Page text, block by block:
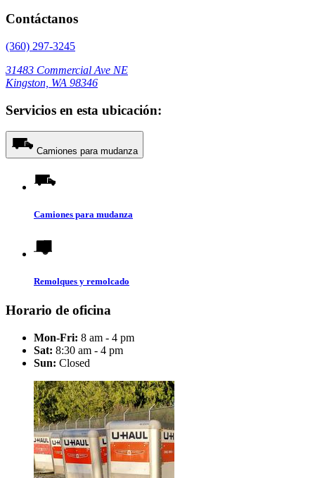
Contáctanos
(360) 297-3245
31483 Commercial Ave NE
Kingston, WA 98346
Servicios en esta ubicación:
Camiones para mudanza
Camiones para mudanza
Remolques y remolcado
Horario de oficina
Mon-Fri: 8 am - 4 pm
Sat: 8:30 am - 4 pm
Sun: Closed